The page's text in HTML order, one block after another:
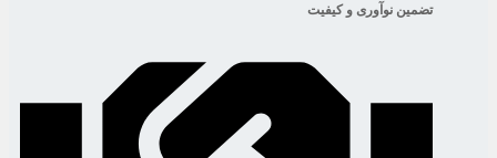
تضمین نوآوری و کیفیت